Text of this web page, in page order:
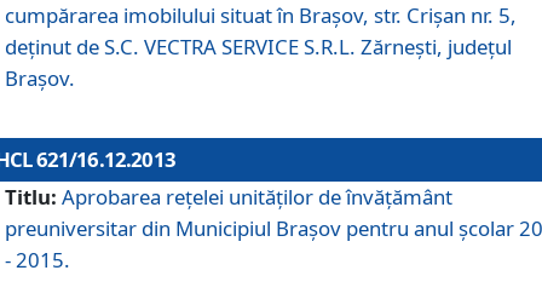
cumpărarea imobilului situat în Braşov, str. Crişan nr. 5,
deţinut de S.C. VECTRA SERVICE S.R.L. Zărneşti, judeţul
Braşov.
621/16.12.2013
Titlu: Aprobarea reţelei unităţilor de învăţământ
preuniversitar din Municipiul Braşov pentru anul şcolar
- 2015.